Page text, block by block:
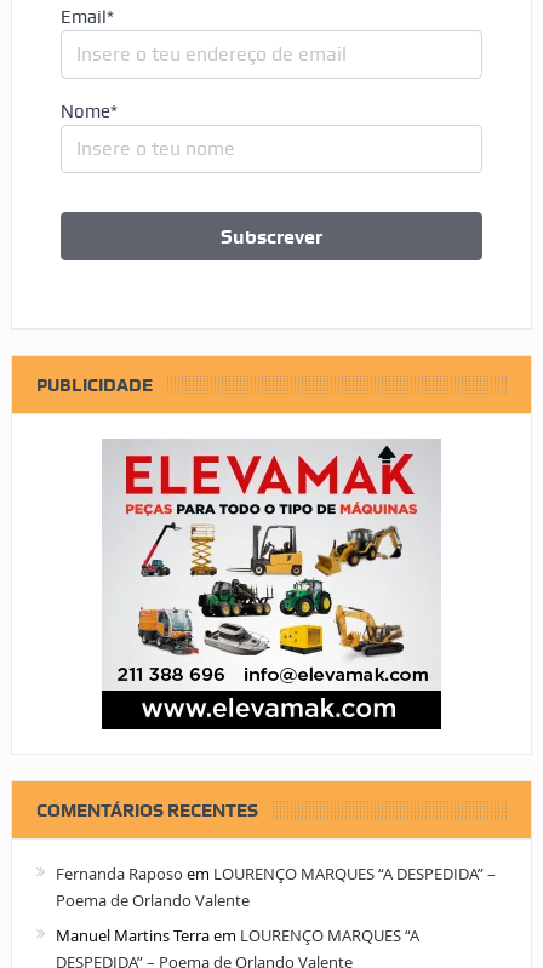
Email*
Nome*
PUBLICIDADE
COMENTÁRIOS RECENTES
Fernanda Raposo em LOURENÇO MARQUES “A DESPEDIDA” –
Poema de Orlando Valente
Manuel Martins Terraem LOURENÇO MARQUES “A
DESPEDIDA” – Poema de Orlando Valente